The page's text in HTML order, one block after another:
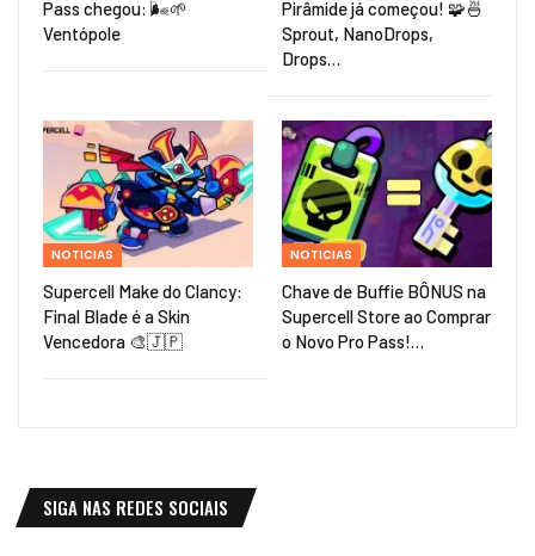
Pass chegou: 🌬️🌱
Ventópole
Pirâmide já começou! 🧩🍜
Sprout, NanoDrops,
Drops…
NOTICIAS
Supercell Make do Clancy:
Final Blade é a Skin
Vencedora 🎨🇯🇵
NOTICIAS
Chave de Buffie BÔNUS na
Supercell Store ao Comprar
o Novo Pro Pass!…
SIGA NAS REDES SOCIAIS